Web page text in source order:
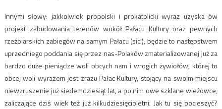
Innymi słowy: jakkolwiek propolski i prokatolicki wyraz uzyska ów
projekt zabudowania terenów wokół Pałacu Kultury oraz pewnych
rzeźbiarskich zabiegów na samym Pałacu (sic!), będzie to następstwem
uprzedniego poddania się przez nas-Polaków zmaterializowanej już za
bardzo duże pieniądze woli obcych nam i wrogich żywiołów, której to
obcej woli wyrazem jest zrazu Pałac Kultury, stojący na swoim miejscu
niewzruszenie już siedemdziesiąt lat, a po nim owe szklane wieżowce,
zaliczające dziś wiek też już kilkudziesięcioletni. Jak tu się pocieszyć?